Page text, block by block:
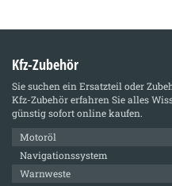
Kfz-Zubehör
Sie suchen ein Ersatzteil oder
Kfz-Zubehörerfahren Sie alles
günstig sofort online kaufen.
Motoröl
Navigationssystem
Warnweste